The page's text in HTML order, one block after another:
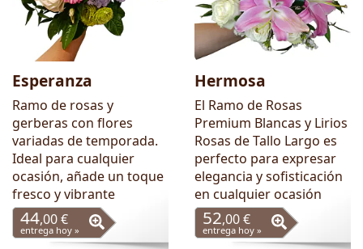
Esperanza
Ramo de rosas y
gerberas con flores
variadas de temporada.
Ideal para cualquier
ocasión, añade un toque
fresco y vibrante
44,00 €
entrega hoy »
Hermosa
El Ramo de Rosas
Premium Blancas y Lirios
Rosas de Tallo Largo es
perfecto para expresar
elegancia y sofisticación
en cualquier ocasión
52,00 €
entrega hoy »